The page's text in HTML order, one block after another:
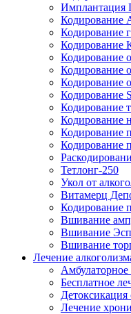
Имплантация
Кодирование
Кодирование
Кодирование
Кодирование
Кодирование
Кодирование
Кодирование
Кодирование
Кодирование
Кодирование
Кодирование
Тетлонг-250
Укол от
Витамерц
Кодирование
Вшивание
Вшивание
Вшивание
Лечение
Амбулаторное
Бесплатное
Детоксикация
Лечение